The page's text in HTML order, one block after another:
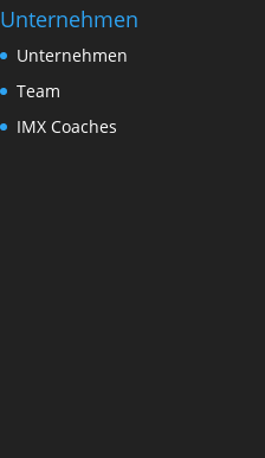
Unternehmen
Unternehmen
Team
IMX Coaches